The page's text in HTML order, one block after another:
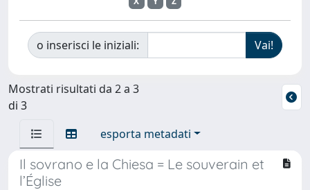
o inserisci le iniziali:
Mostrati risultati da 2 a 3
di 3
esporta metadati
Il sovrano e la Chiesa = Le souverain et
l’Église